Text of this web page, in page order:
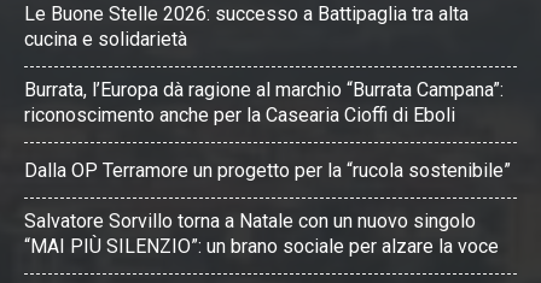
Le Buone Stelle 2026: successo a Battipaglia tra alta
cucina e solidarietà
Burrata, l’Europa dà ragione al marchio “Burrata Campana”:
riconoscimento anche per la Casearia Cioffi di Eboli
Dalla OP Terramore un progetto per la “rucola sostenibile”
Salvatore Sorvillo torna a Natale con un nuovo singolo
“MAI PIÙ SILENZIO”: un brano sociale per alzare la voce